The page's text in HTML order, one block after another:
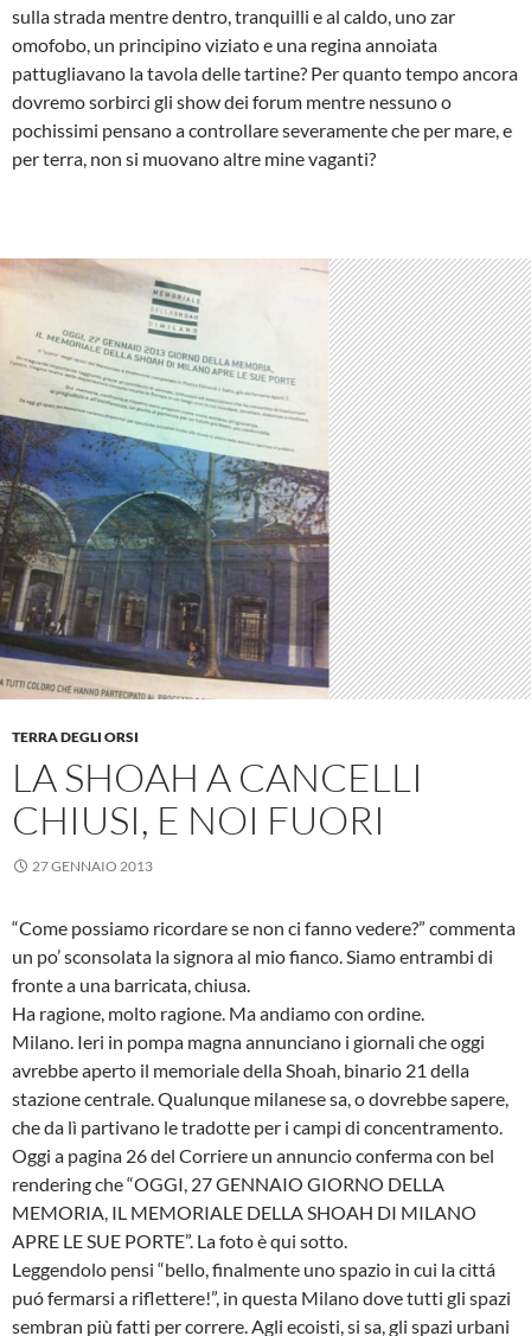
sulla strada mentre dentro, tranquilli e al caldo, uno zar
omofobo, un principino viziato e una regina annoiata
pattugliavano la tavola delle tartine? Per quanto tempo ancora
dovremo sorbirci gli show dei forum mentre nessuno o
pochissimi pensano a controllare severamente che per mare, e
per terra, non si muovano altre mine vaganti?
TERRA DEGLI ORSI
LA SHOAH A CANCELLI
CHIUSI, E NOI FUORI
27 GENNAIO 2013
“Come possiamo ricordare se non ci fanno vedere?” commenta
un po’ sconsolata la signora al mio fianco. Siamo entrambi di
fronte a una barricata, chiusa.
Ha ragione, molto ragione. Ma andiamo con ordine.
Milano. Ieri in pompa magna annunciano i giornali che oggi
avrebbe aperto il memoriale della Shoah, binario 21 della
stazione centrale. Qualunque milanese sa, o dovrebbe sapere,
che da lì partivano le tradotte per i campi di concentramento.
Oggi a pagina 26 del Corriere un annuncio conferma con bel
rendering che “OGGI, 27 GENNAIO GIORNO DELLA
MEMORIA, IL MEMORIALE DELLA SHOAH DI MILANO
APRE LE SUE PORTE”. La foto è qui sotto.
Leggendolo pensi “bello, finalmente uno spazio in cui la cittá
puó fermarsi a riflettere!”, in questa Milano dove tutti gli spazi
sembran più fatti per correre. Agli ecoisti, si sa, gli spazi urbani